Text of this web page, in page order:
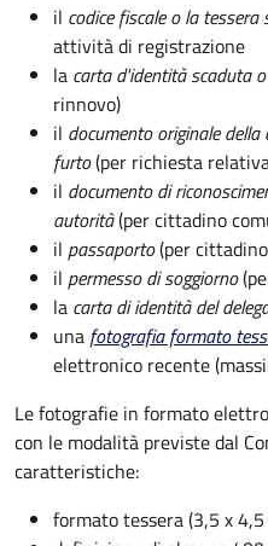
il codice fiscale o la tessera
attività di registrazione
la carta d'identità scaduta
rinnovo)
il documento originale
furto(per richiesta
il documento di
autorità(per cittadino
il passaporto(per
il permesso di soggiorno
la carta di identità del
una fotografia formato
elettronico recente
Le fotografie in formato
con le modalità previste dal
caratteristiche:
formato tessera (3,5 x 4,5